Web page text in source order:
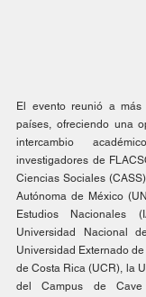
El evento reunió a
países, ofreciendo una
intercambio
investigadores de
Ciencias Sociales
Autónoma de México
Estudios Nacionales
Universidad Nacional
Universidad Externado
de Costa Rica (UCR), la
del Campus de